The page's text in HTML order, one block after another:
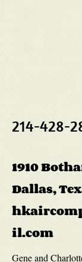
214-428-
1910
Dallas,
il.com
Gene and